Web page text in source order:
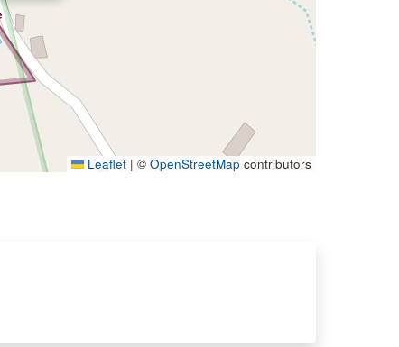
Leaflet | © OpenStreetMap contributors